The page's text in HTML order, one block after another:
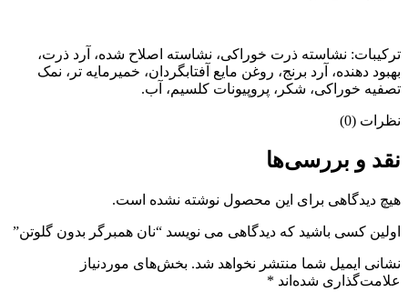
ترکیبات: نشاسته ذرت خوراکی، نشاسته اصلاح شده، آرد ذرت،
بهبود دهنده، آرد برنج، روغن مایع آفتابگردان، خمیرمایه تر، نمک
تصفیه خوراکی، شکر، پروپیونات کلسیم، آب.
نظرات (0)
نقد و بررسی‌ها
هیچ دیدگاهی برای این محصول نوشته نشده است.
اولین کسی باشید که دیدگاهی می نویسد “نان همبرگر بدون گلوتن”
نشانی ایمیل شما منتشر نخواهد شد. بخش‌های موردنیاز
علامت‌گذاری شده‌اند *